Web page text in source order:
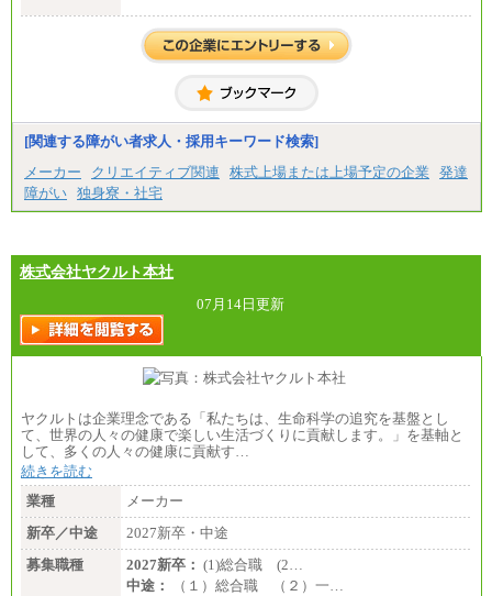
大学院修了・大学卒業：月給21万円
短期大学・専門学校（2年制）卒業：月給20万円
慮して給与を決定いたします
※試用期間中も給与に変更はございません
中途：
（1）事務職（総合職・正社員） （2）技術職（総
合職・正社員）
月給 208,000円以上
経験、能力等を考慮し、弊社規定により決定
試用期間中も給与に変更はございません
基本給
月給 182,400円以上
[関連する障がい者求人・採用キーワード検索]
メーカー
クリエイティブ関連 株式上場または上場予定の企業
発達
障がい 独身寮・社宅
株式会社ヤクルト本社
07月14日更新
ヤクルトは企業理念である「私たちは、生命科学の追究を基盤とし
て、世界の人々の健康で楽しい生活づくりに貢献します。」を基軸と
して、多くの人々の健康に貢献す…
続きを読む
業種
メーカー
新卒／中途
2027新卒・中途
募集職種
2027新卒： (1)総合職 (2…
中途：
（１）総合職 （２）一…